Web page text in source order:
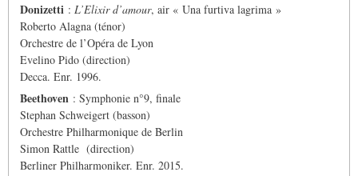
Donizetti : L’Elixir d’amour, air « Una furtiva lagrima »
Roberto Alagna (ténor)
Orchestre de l’Opéra de Lyon
Evelino Pido (direction)
Decca. Enr. 1996.
Beethoven : Symphonie n°9, finale
Stephan Schweigert (basson)
Orchestre Philharmonique de Berlin
Simon Rattle (direction)
Berliner Philharmoniker. Enr. 2015.